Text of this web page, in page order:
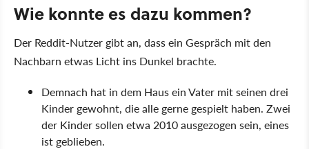
Wie konnte es dazu kommen?
Der Reddit-Nutzer gibt an, dass ein Gespräch mit den
Nachbarn etwas Licht ins Dunkel brachte.
Demnach hat in dem Haus ein Vater mit seinen drei
Kinder gewohnt, die alle gerne gespielt haben. Zwei
der Kinder sollen etwa 2010 ausgezogen sein, eines
ist geblieben.